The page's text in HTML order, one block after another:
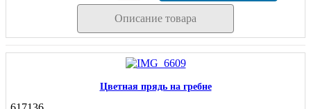
Описание товара
Цветная прядь на гребне